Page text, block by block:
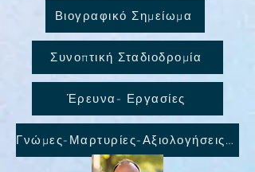
Βιογραφικό Σημείωμα
Συνοπτική Σταδιοδρομία
Έρευνα- Εργασίες
Γνώμες-Μαρτυρίες-Αξιολογήσεις ασθενών